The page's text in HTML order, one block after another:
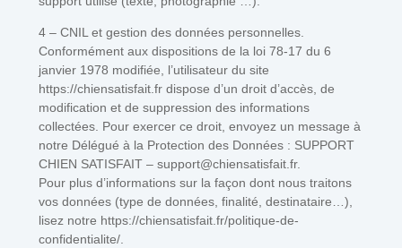
4 – CNIL et gestion des données personnelles.
Conformément aux dispositions de la loi 78-17 du 6
janvier 1978 modifiée, l’utilisateur du site
https://chiensatisfait.fr dispose d’un droit d’accès, de
modification et de suppression des informations
collectées. Pour exercer ce droit, envoyez un message à
notre Délégué à la Protection des Données : SUPPORT
CHIEN SATISFAIT – support@chiensatisfait.fr.
Pour plus d’informations sur la façon dont nous traitons
vos données (type de données, finalité, destinataire…),
lisez notre https://chiensatisfait.fr/politique-de-
confidentialite/.